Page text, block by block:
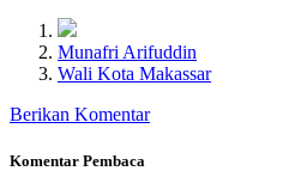
Munafri Arifuddin
Wali Kota Makassar
Berikan Komentar
Komentar Pembaca